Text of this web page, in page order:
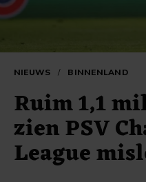
NIEUWS / BINNENLAND
Ruim 1,1
zien PSV
League